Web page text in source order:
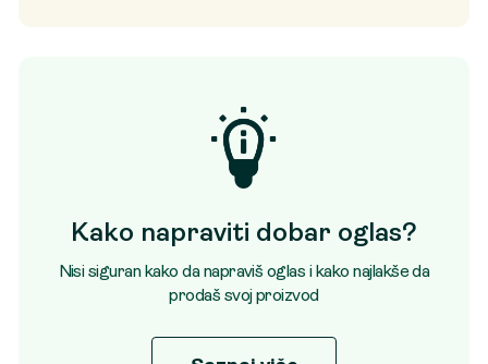
Kako napraviti dobar oglas?
Nisi siguran kako da napraviš oglas i kako najlakše da
prodaš svoj proizvod